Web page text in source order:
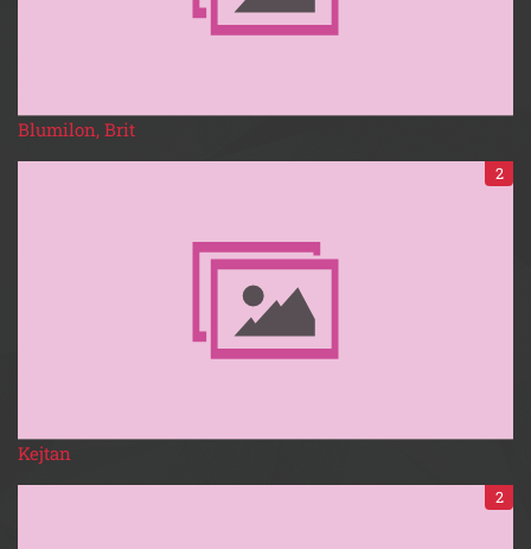
Blumilon, Brit
2
Kejtan
2